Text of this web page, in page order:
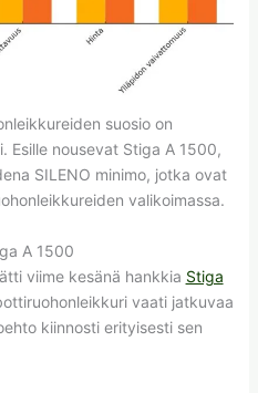
suosio on
Esille nousevat Stiga A 1500,
SILENO minimo, jotka ovat
valikoimassa.
A 1500
viime kesänä hankkia Stiga
vaati jatkuvaa
kiinnosti erityisesti sen